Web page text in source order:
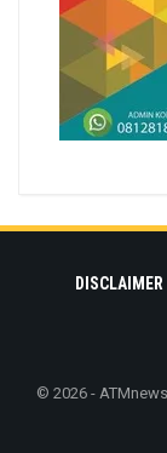
DISCLAIMER
© 2026 -